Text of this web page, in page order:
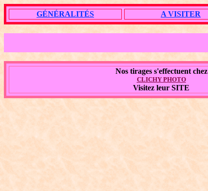
GÉNÉRALITÉS A VISITER
Nos tirages s'effectuent chez
CLICHY PHOTO
Visitez leur SITE